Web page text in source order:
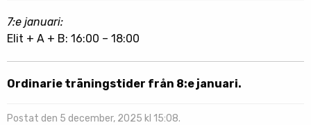
7:e januari:
Elit + A + B: 16:00 – 18:00
Ordinarie träningstider från 8:e januari.
Postat den 5 december, 2025 kl 15:08.